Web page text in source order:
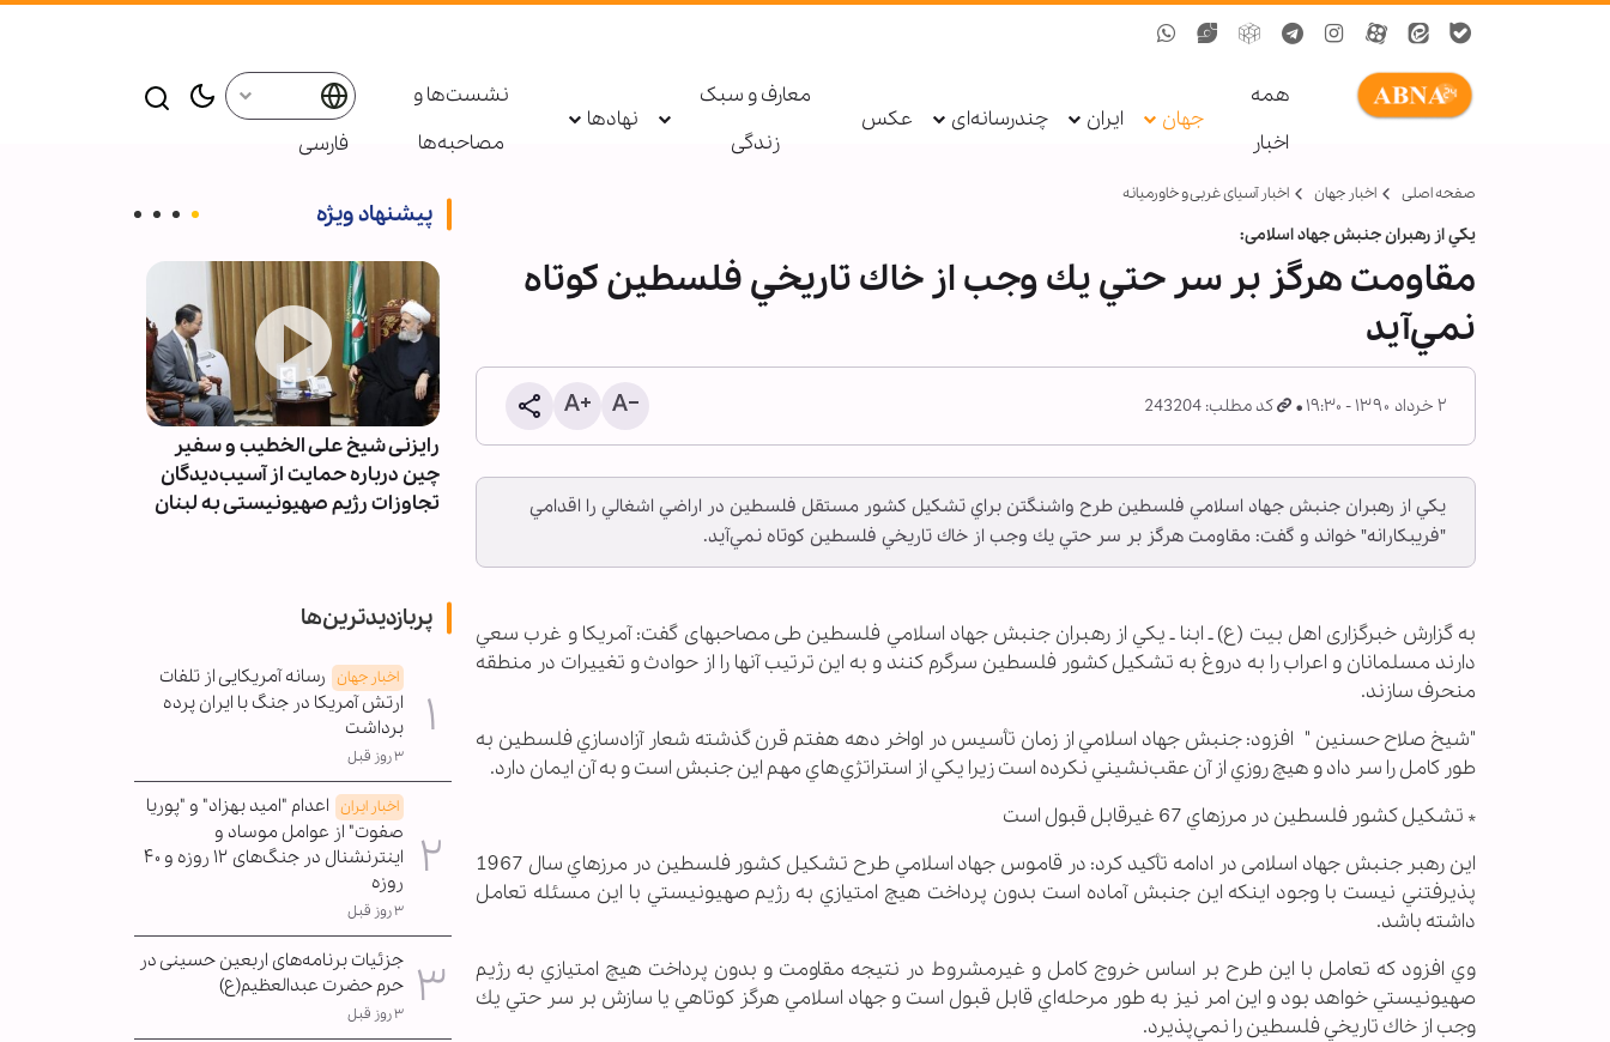
همه
اخبار
جهان ایران چندرسانه‌ای عکس
معارف و سبک
زندگی
نهادها
نشست‌ها و
مصاحبه‌ها
فارسی
صفحه اصلی اخبار جهان اخبار آسیای غربی و خاورمیانه
يكي از رهبران جنبش جهاد اسلامی:
مقاومت هرگز بر سر حتي يك وجب از خاك تاريخي فلسطين كوتاه
نمي‌آيد
۲ خرداد ۱۳۹۰ - ۱۹:۳۰ کد مطلب: 243204
يكي از رهبران جنبش جهاد اسلامي فلسطين طرح واشنگتن براي تشكيل كشور مستقل فلسطين در اراضي اشغالي را اقدامي
"فريبكارانه" خواند و گفت: مقاومت هرگز بر سر حتي يك وجب از خاك تاريخي فلسطين كوتاه نمي‌آيد.
به گزارش خبرگزاری اهل بیت (ع) ـ ابنا ـ يكي از رهبران جنبش جهاد اسلامي فلسطين طی مصاحبه‏ای گفت: آمريكا و غرب سعي
دارند مسلمانان و اعراب را به دروغ به تشكيل كشور فلسطين سرگرم كنند و به اين ترتيب آنها را از حوادث و تغييرات در منطقه
منحرف سازند.
"شيخ صلاح حسنين " افزود: جنبش جهاد اسلامي از زمان تأسيس در اواخر دهه هفتم قرن گذشته شعار آزادسازي فلسطين به
طور كامل را سر داد و هيچ روزي از آن عقب‌نشيني نكرده است زيرا يكي از استراتژي‌هاي مهم اين جنبش است و به آن ايمان دارد.
* تشكيل كشور فلسطين در مرزهاي 67 غير‌قابل قبول است
این رهبر جنبش جهاد اسلامی در ادامه تأكيد كرد: در قاموس جهاد اسلامي طرح تشكيل كشور فلسطين در مرزهاي سال 1967
پذيرفتني نيست با وجود اينكه اين جنبش آماده است بدون پرداخت هيچ امتيازي به رژيم صهيونيستي با اين مسئله تعامل
داشته باشد.
وي افزود كه تعامل با اين طرح بر اساس خروج كامل و غيرمشروط در نتيجه مقاومت و بدون پرداخت هيچ امتيازي به رژيم
صهيونيستي خواهد بود و اين امر نيز به طور مرحله‌اي قابل قبول است و جهاد اسلامي هرگز كوتاهي يا سازش بر سر حتي يك
وجب از خاك تاريخي فلسطين را نمي‌پذيرد.
پیشنهاد ویژه
موج بی‌سابقه مهاجرت به سئوتا و
ملیلیه؛ بحران اجتماعی یا پیام
سیاسی؟
رایزنی شیخ علی الخطیب و سفیر
چین درباره حمایت از آسیب‌دیدگان
تجاوزات رژیم صهیونیستی به لبنان
پربازدیدترین‌ها
اخبار جهان رسانه آمریکایی از تلفات
ارتش آمریکا در جنگ با ایران پرده
برداشت
۳ روز قبل
اخبار ایران اعدام "امید بهزاد" و "پوریا
صفوت" از عوامل موساد و
اینترنشنال در جنگ‌های ۱۲ روزه و ۴۰
روزه
۳ روز قبل
جزئیات برنامه‌های اربعین حسینی در
حرم حضرت عبدالعظیم(ع)
۳ روز قبل